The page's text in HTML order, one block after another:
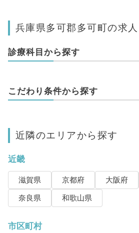
兵庫県多可郡多可町の求
診療科目から探す
こだわり条件から探す
近隣のエリアから探す
近畿
滋賀県 京都府 大阪府
奈良県
和歌山県
市区町村